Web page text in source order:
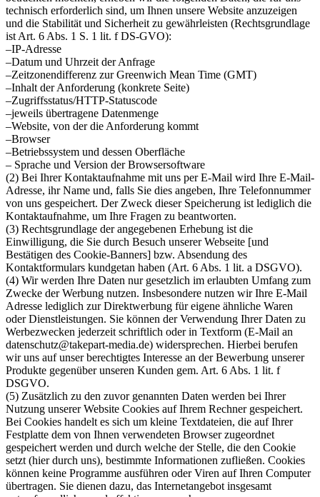
technisch erforderlich sind, um Ihnen unsere Website anzuzeigen
und die Stabilität und Sicherheit zu gewährleisten (Rechtsgrundlage
ist Art. 6 Abs. 1 S. 1 lit. f DS-GVO):
–IP-Adresse
–Datum und Uhrzeit der Anfrage
–Zeitzonendifferenz zur Greenwich Mean Time (GMT)
–Inhalt der Anforderung (konkrete Seite)
–Zugriffsstatus/HTTP-Statuscode
–jeweils übertragene Datenmenge
–Website, von der die Anforderung kommt
–Browser
–Betriebssystem und dessen Oberfläche
– Sprache und Version der Browsersoftware
(2) Bei Ihrer Kontaktaufnahme mit uns per E-Mail wird Ihre E-Mail-
Adresse, ihr Name und, falls Sie dies angeben, Ihre Telefonnummer
von uns gespeichert. Der Zweck dieser Speicherung ist lediglich die
Kontaktaufnahme, um Ihre Fragen zu beantworten.
(3) Rechtsgrundlage der angegebenen Erhebung ist die
Einwilligung, die Sie durch Besuch unserer Webseite [und
Bestätigen des Cookie-Banners] bzw. Absendung des
Kontaktformulars kundgetan haben (Art. 6 Abs. 1 lit. a DSGVO).
(4) Wir werden Ihre Daten nur gesetzlich im erlaubten Umfang zum
Zwecke der Werbung nutzen. Insbesondere nutzen wir Ihre E-Mail
Adresse lediglich zur Direktwerbung für eigene ähnliche Waren
oder Dienstleistungen. Sie können der Verwendung Ihrer Daten zu
Werbezwecken jederzeit schriftlich oder in Textform (E-Mail an
datenschutz@takepart-media.de) widersprechen. Hierbei berufen
wir uns auf unser berechtigtes Interesse an der Bewerbung unserer
Produkte gegenüber unseren Kunden gem. Art. 6 Abs. 1 lit. f
DSGVO.
(5) Zusätzlich zu den zuvor genannten Daten werden bei Ihrer
Nutzung unserer Website Cookies auf Ihrem Rechner gespeichert.
Bei Cookies handelt es sich um kleine Textdateien, die auf Ihrer
Festplatte dem von Ihnen verwendeten Browser zugeordnet
gespeichert werden und durch welche der Stelle, die den Cookie
setzt (hier durch uns), bestimmte Informationen zufließen. Cookies
können keine Programme ausführen oder Viren auf Ihren Computer
übertragen. Sie dienen dazu, das Internetangebot insgesamt